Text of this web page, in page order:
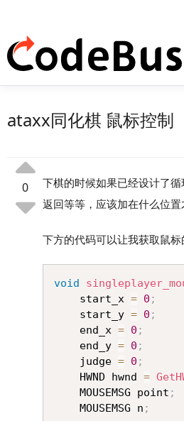
ataxx同化棋 鼠标控制
0
下棋的时候如果已经设计了
返回等等，应该加在什么位置
下方的代码可以让我获取鼠
void
	start_x
= 0 ;
	start_y
= 0 ;
	end_x
= 0 ;
	end_y
= 0 ;
	judge
= 0 ;
	HWND hwnd
=
	MOUSEMSG point
;
	MOUSEMSG n
;